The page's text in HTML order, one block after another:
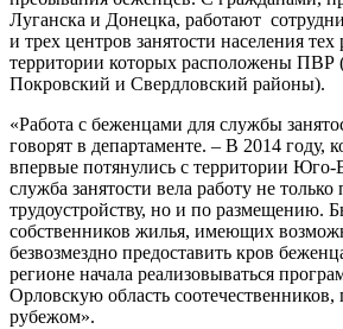
Луганска и Донецка, работают
и трех центров занятости населения
территории которых расположены ПВР
Покровский и Свердловский районы).
«Работа с беженцами для службы
говорят в департаменте. – В 2014 году,
впервые потянулись с территории
служба занятости вела работу не только
трудоустройству, но и по размещению.
собственников жилья, имеющих
безвозмездно предоставить кров
регионе начала реализовываться
Орловскую область
рубежом».